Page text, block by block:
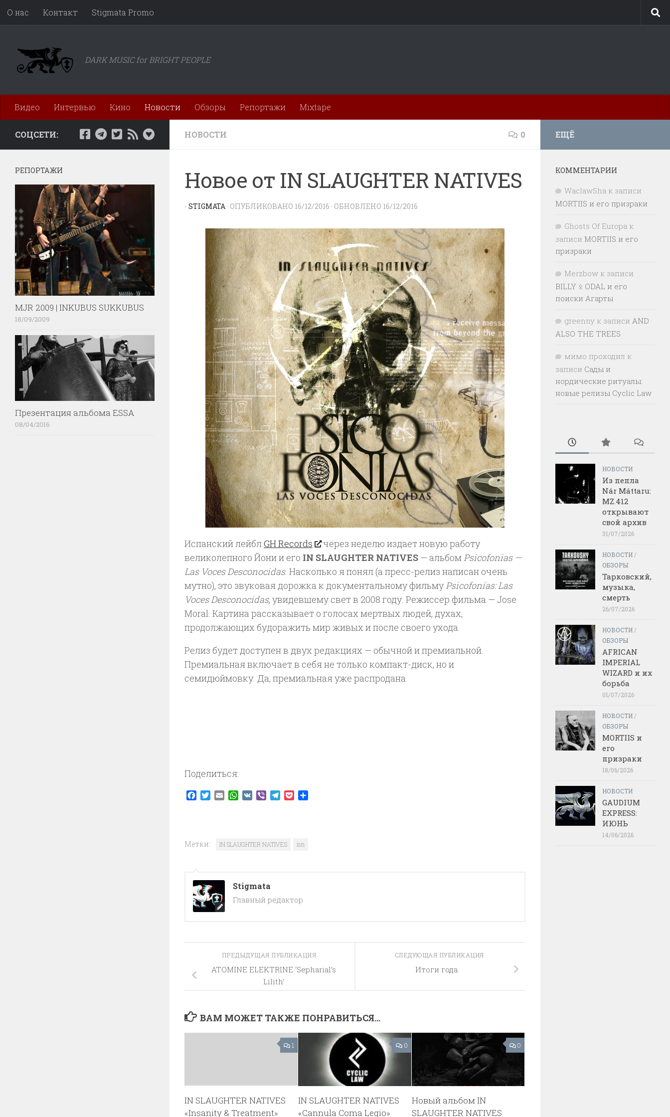
Перейти к содержимому
О нас Контакт Stigmata Promo
DARK MUSIC for BRIGHT PEOPLE
Видео Интервью Кино Новости Обзоры Репортажи Mixtape
НОВОСТИ 0
Новое от IN SLAUGHTER NATIVES
- STIGMATA · ОПУБЛИКОВАНО 16/12/2016 · ОБНОВЛЕНО 16/12/2016
Испанский лейблGH Records
через неделю издает новую работу
великолепного Йони и его IN SLAUGHTER NATIVES — альбомPsicofonias —
Las Voces Desconocidas. Насколько я понял (а пресс-релиз написан очень
мутно), это звуковая дорожка к документальному фильмуPsicofonías: Las
Voces Desconocidas, увидевшему свет в 2008 году. Режиссер фильма — Jose
Moral. Картина рассказывает о голосах мертвых людей, духах,
продолжающих будоражить мир живых и после своего ухода.
Релиз будет доступен в двух редакциях — обычной и премиальной.
Премиальная включает в себя не только компакт-диск, но и
семидюймовку. Да, премиальная уже распродана.
Поделиться:
Facebook
TwitterEmailWhatsApp
VK ViberTelegram
Pocket
Метки: IN SLAUGHTER NATIVES isn
Stigmata
Главный редактор
СЛЕДУЮЩАЯ ПУБЛИКАЦИЯ
Итоги года
ПРЕДЫДУЩАЯ ПУБЛИКАЦИЯ
ATOMINE ELEKTRINE ‘Sepharial’s
Lilith’
ВАМ МОЖЕТ ТАКЖЕ ПОНРАВИТЬСЯ...
1
IN SLAUGHTER NATIVES
«Insanity & Treatment»
0
IN SLAUGHTER NATIVES
«Cannula Coma Legio»
0
Новый альбом IN
SLAUGHTER NATIVES
СОЦСЕТИ:
РЕПОРТАЖИ
MJR 2009 | INKUBUS SUKKUBUS
18/09/2009
Презентация альбома ESSA
08/04/2016
ЕЩЁ
КОММЕНТАРИИ
WaclawSha к записи
MORTIIS и его призраки
Ghosts Of Europa к
записи MORTIIS и его
призраки
Merzbow к записи
BILLY ᛟ ODAL и его
поиски Агарты
greenny к записи AND
ALSO THE TREES
мимо проходил к
записи Сады и
нордические ритуалы:
новые релизы Cyclic Law
НОВОСТИ
Из пепла
Nár Máttaru:
MZ.412
открывают
свой архив
31/07/2026
НОВОСТИ /
ОБЗОРЫ
Тарковский,
музыка,
смерть
26/07/2026
НОВОСТИ /
ОБЗОРЫ
AFRICAN
IMPERIAL
WIZARD и их
борьба
01/07/2026
НОВОСТИ /
ОБЗОРЫ
MORTIIS и
его
призраки
18/06/2026
НОВОСТИ
GAUDIUM
EXPRESS:
ИЮНЬ
14/06/2026